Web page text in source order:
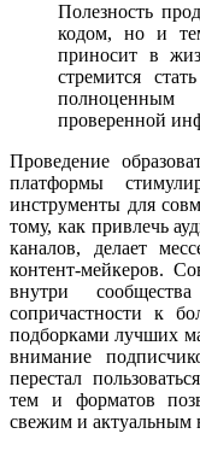
Полезность
кодом, но и
приносит в
стремится
проверенной
Проведение
платформы
инструменты для
тому, как привлечь
каналов, делает
контент-мейкеров.
внутри
сопричастности к
подборками лучших
внимание
перестал
тем и форматов
свежим и актуальным